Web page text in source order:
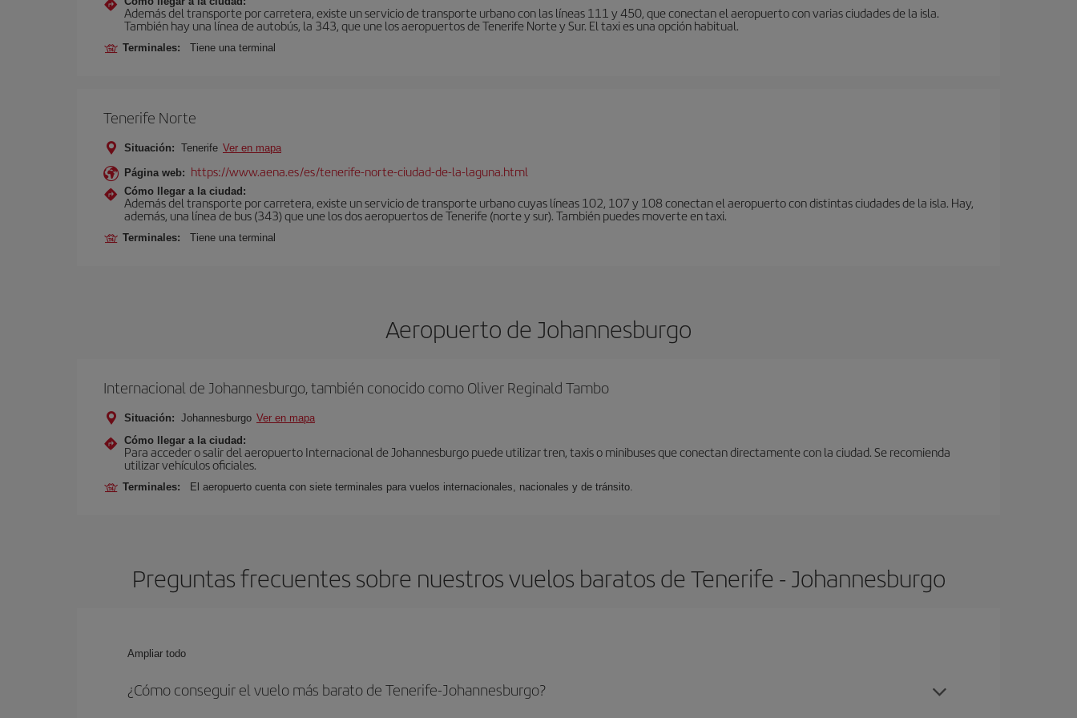
Además del transporte por carretera, existe un servicio de transporte urbano con las líneas 111 y 450, que conectan el aeropuerto con varias ciudades de la isla.
También hay una línea de autobús, la 343, que une los aeropuertos de Tenerife Norte y Sur. El taxi es una opción habitual.
Terminales: Tiene una terminal
Tenerife Norte
Situación: Tenerife Ver en mapa
Página web: https://www.aena.es/es/tenerife-norte-ciudad-de-la-laguna.html
Cómo llegar a la ciudad:
Además del transporte por carretera, existe un servicio de transporte urbano cuyas líneas 102, 107 y 108 conectan el aeropuerto con distintas ciudades de la isla. Hay,
además, una línea de bus (343) que une los dos aeropuertos de Tenerife (norte y sur). También puedes moverte en taxi.
Terminales: Tiene una terminal
Aeropuerto de Johannesburgo
Internacional de Johannesburgo, también conocido como Oliver Reginald Tambo
Situación: Johannesburgo Ver en mapa
Cómo llegar a la ciudad:
Para acceder o salir del aeropuerto Internacional de Johannesburgo puede utilizar tren, taxis o minibuses que conectan directamente con la ciudad. Se recomienda
utilizar vehículos oficiales.
Terminales: El aeropuerto cuenta con siete terminales para vuelos internacionales, nacionales y de tránsito.
Preguntas frecuentes sobre nuestros vuelos baratos de Tenerife - Johannesburgo
Ampliar todo
¿Cómo conseguir el vuelo más barato de Tenerife-Johannesburgo?